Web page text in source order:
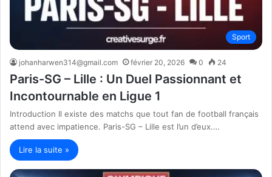
Sport
johanharwen314@gmail.com février 20, 2026 0 24
Paris-SG – Lille : Un Duel Passionnant et
Incontournable en Ligue 1
Introduction Il existe des matchs que tout fan de football français
attend avec impatience. Paris-SG – Lille est l’un d’eux.…
Lire la suite »